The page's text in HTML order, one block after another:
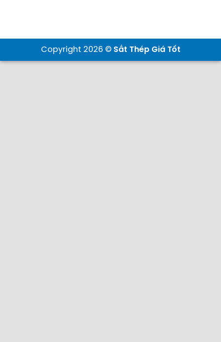
Copyright 2026 © Sắt Thép Giá Tốt